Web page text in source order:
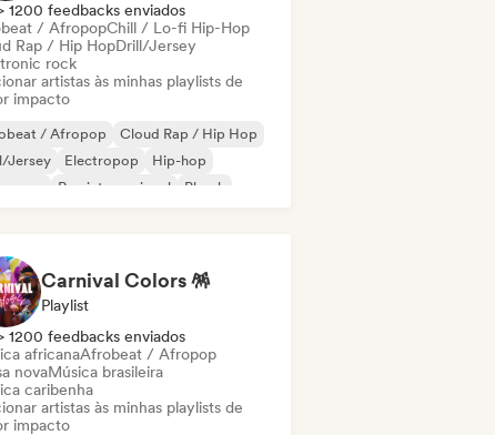
1200 feedbacks enviados
/ AfropopChill / Lo-fi Hip-Hop
Rap / Hip HopDrill/Jersey
rock
artistas às minhas playlists de
impacto
/ Afropop
Cloud Rap / Hip Hop
Jersey
Electropop
Hip-hop
Rap internacional Phonk
Carnival Colors 🪅
Playlist
1200 feedbacks enviados
africanaAfrobeat / Afropop
novaMúsica brasileira
caribenha
artistas às minhas playlists de
impacto